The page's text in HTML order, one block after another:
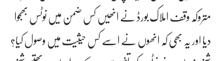
متروکہ وقف املاک بورڈ نے انھیں کس ضمن میں نوٹس بھجوا
دیا اور یہ بھی کہ انھوں نے اسے کس حیثیت میں وصول کیا؟